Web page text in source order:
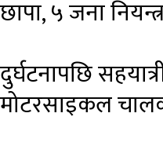
छापा, ५ जना
दुर्घटनापछि
मोटरसाइकल